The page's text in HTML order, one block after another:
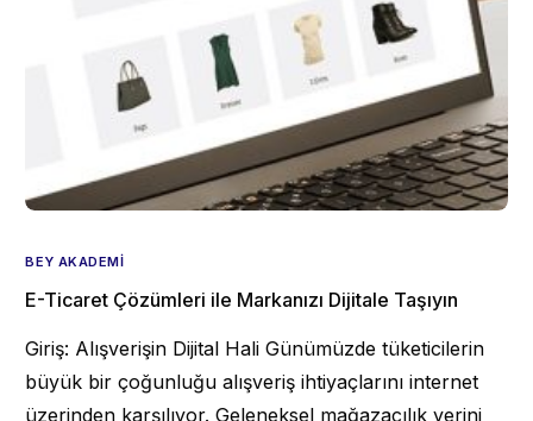
BEY AKADEMI
E-Ticaret Çözümleri ile Markanızı Dijitale Taşıyın
Giriş: Alışverişin Dijital Hali Günümüzde tüketicilerin
büyük bir çoğunluğu alışveriş ihtiyaçlarını internet
üzerinden karşılıyor. Geleneksel mağazacılık yerini